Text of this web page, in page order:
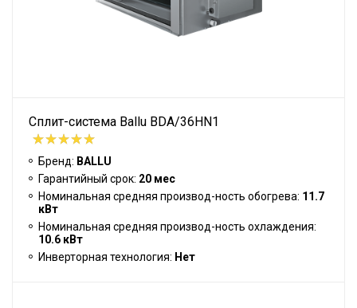
Сплит-система Ballu BDA/36HN1
Бренд: BALLU
Гарантийный срок: 20 мес
Номинальная средняя производ-ность обогрева: 11.7
кВт
Номинальная средняя производ-ность охлаждения:
10.6 кВт
Инверторная технология: Нет